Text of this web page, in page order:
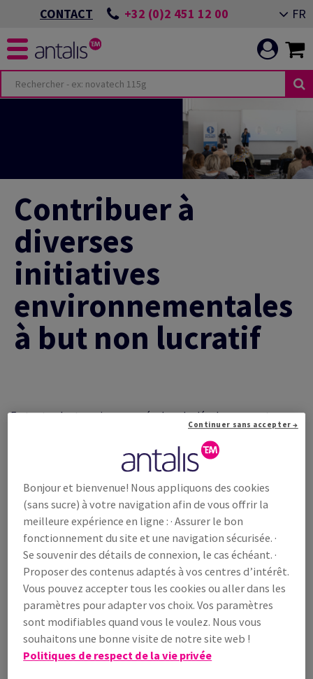
CONTACT +32 (0)2 451 12 00 FR
Contribuer à
diverses
initiatives
environnementales
à but non lucratif
En tant qu'entreprise engagée dans le développement
durable avec nos produits et nos marques, nous nous
engageons activement à fournir d'autres soutiens et à
accroître notre impact. Les marques Olin Origins et Data
Copy® sont membres de 1% pour la planète. Cette
collaboration a débuté en 2021 par une donation à des
associations à but non lucratif pour développer leurs projets
et créer un impact significatif dans plusieurs domaines.
L'initiative 1% pour la planète est un mouvement mondial
qui associe les efforts des entreprises et des particuliers pour
avoir un impact positif sur l'environnement. Fondée en 2002
par Yvon Chouinard, le fondateur de Patagonia, et Craig
Mathews, le fondateur de Blue Ribbon Flies, cette
organisation encourage les entreprises et les particuliers à
contribuer en reversant 1 % de leur chiffre d'affaires annuel à
Bonjour et bienvenue! Nous appliquons des cookies
(sans sucre) à votre navigation afin de vous offrir la
meilleure expérience en ligne : · Assurer le bon
fonctionnement du site et une navigation sécurisée. ·
Se souvenir des détails de connexion, le cas échéant. ·
Proposer des contenus adaptés à vos centres d’intérêt.
Vous pouvez accepter tous les cookies ou aller dans les
paramètres pour adapter vos choix. Vos paramètres
sont modifiables quand vous le voulez. Nous vous
souhaitons une bonne visite de notre site web !
Politiques de respect de la vie privée
Continuer sans accepter →